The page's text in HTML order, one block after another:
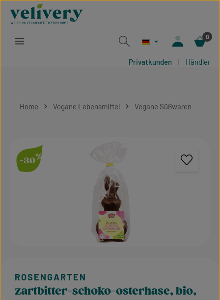
Zum Hauptinhalt springen
0
Privatkunden | Händler
Home Vegane Lebensmittel Vegane Süßwaren
-30%
zartbitter-schoko-osterhase, bio,